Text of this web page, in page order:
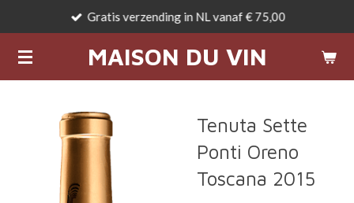
naar
de
MAISON DU VIN
Gratis verzending in NL vanaf € 75,00
Tenuta Sette
Ponti Oreno
Toscana 2015